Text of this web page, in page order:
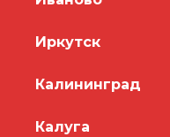
Иркутск
Калининград
Калуга